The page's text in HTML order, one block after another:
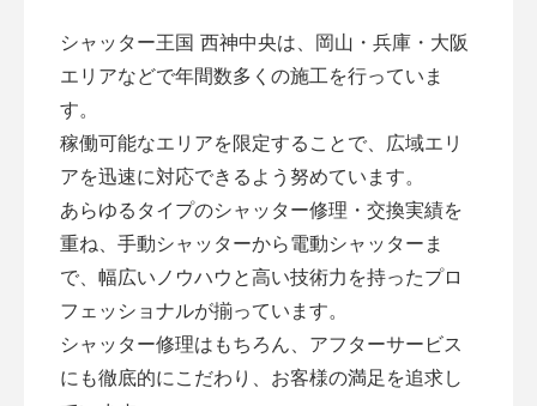
シャッター王国 西神中央は、岡山・兵庫・大阪
エリアなどで年間数多くの施工を行っていま
す。
稼働可能なエリアを限定することで、広域エリ
アを迅速に対応できるよう努めています。
あらゆるタイプのシャッター修理・交換実績を
重ね、手動シャッターから電動シャッターま
で、幅広いノウハウと高い技術力を持ったプロ
フェッショナルが揃っています。
シャッター修理はもちろん、アフターサービス
にも徹底的にこだわり、お客様の満足を追求し